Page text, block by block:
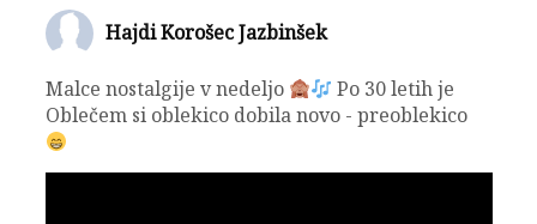
Hajdi Korošec Jazbinšek
Malce nostalgije v nedeljo
Po 30 letih je
Oblečem si oblekico dobila novo - preoblekico